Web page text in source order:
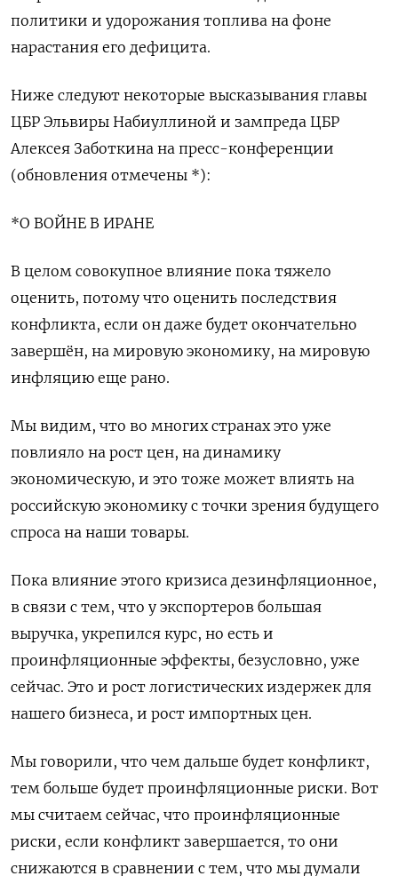
политики и удорожания топлива на фоне
нарастания его дефицита.
Ниже следуют некоторые высказывания главы
ЦБР Эльвиры Набиуллиной и зампреда ЦБР
Алексея Заботкина на пресс-конференции
(обновления отмечены *):
*О ВОЙНЕ В ИРАНЕ
В целом совокупное влияние пока тяжело
оценить, потому что оценить последствия
конфликта, если он даже будет окончательно
завершён, на мировую экономику, на мировую
инфляцию еще рано.
Мы ‌видим, что во многих странах это уже
повлияло на рост цен, на динамику
экономическую, и это тоже может влиять на
российскую экономику с точки зрения будущего
спроса на наши товары.
Пока влияние этого кризиса дезинфляционное,
в связи с тем, что у экспортеров большая
выручка, укрепился курс, но есть и
проинфляционные эффекты, безусловно, уже
сейчас. Это и рост логистических издержек для
нашего бизнеса, и рост импортных цен.
Мы говорили, что чем дальше будет конфликт,
тем больше ​будет проинфляционные риски. Вот
мы считаем сейчас, что проинфляционные
риски, если конфликт ​завершается, то они
снижаются в сравнении с тем, что мы думали